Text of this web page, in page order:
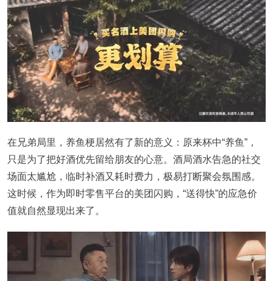
在兄弟局里，养鱼梗居然有了新的意义：原来杯中“养鱼”，
只是为了把好酒优先留给朋友的心意。酒局酒水告急的社交
场面太尴尬，临时补酒又耗时费力，极易打断聚会氛围感。
这时候，作为即时零售平台的美团闪购，“送得快”的应急价
值就自然显现出来了。